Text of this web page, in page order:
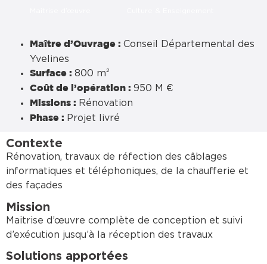
Maître d’Ouvrage : Conseil Départemental des
Yvelines
Surface : 800 m²
Coût de l’opération : 950 M €
Missions : Rénovation
Phase : Projet livré
Contexte
Rénovation, travaux de réfection des câblages
informatiques et téléphoniques, de la chaufferie et
des façades
Mission
Maitrise d’œuvre complète de conception et suivi
d’exécution jusqu’à la réception des travaux
Solutions apportées